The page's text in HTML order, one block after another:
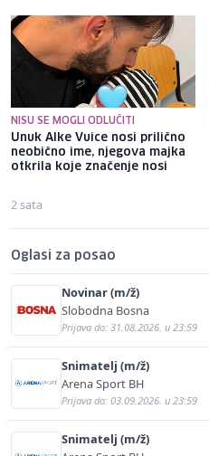
NISU SE MOGLI ODLUČITI
Unuk Alke Vuice nosi prilično
neobično ime, njegova majka
otkrila koje značenje nosi
2 sata
Oglasi za posao
Novinar (m/ž)
Slobodna Bosna
Prijava do: 31.08.2026. u 23:59
Snimatelj (m/ž)
Arena Sport BH
Prijava do: 03.09.2026. u 23:59
Snimatelj (m/ž)